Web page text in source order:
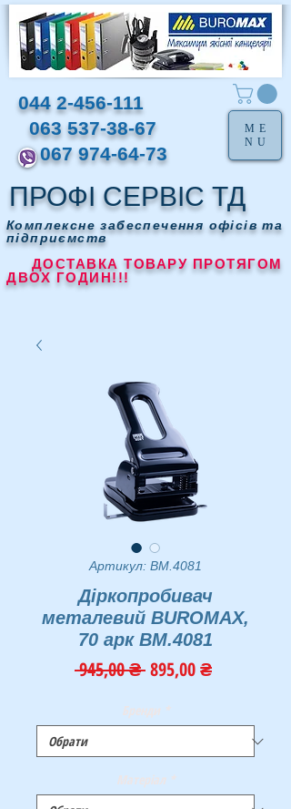
ПРОФІ СЕРВІС ТД
Комплексне забеспечення офісів та
підприємств
ДОСТАВКА ТОВАРУ ПРОТЯГОМ
ДВОХ ГОДИН!!!
044 2-456-111
063 537-38-67
067 974-64-73
ME
NU
Артикул: BM.4081
Діркопробивач
металевий BUROMAX,
70 арк BM.4081
945,00 ₴ Звичайна
895,00 ₴За
Бренди *
Матеріал *